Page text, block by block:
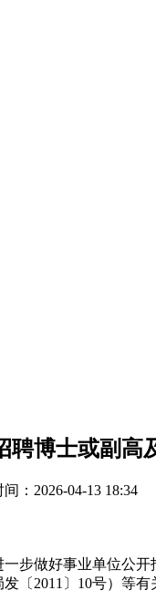
聘博士或副高
：2026-04-13 18:34
步做好事业单位公
〔2011〕10号）等